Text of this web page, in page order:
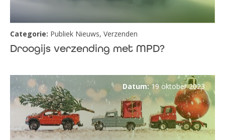
Categorie: Publiek Nieuws, Verzenden
Droogijs verzending met MPD?
Datum:19 oktober 2023